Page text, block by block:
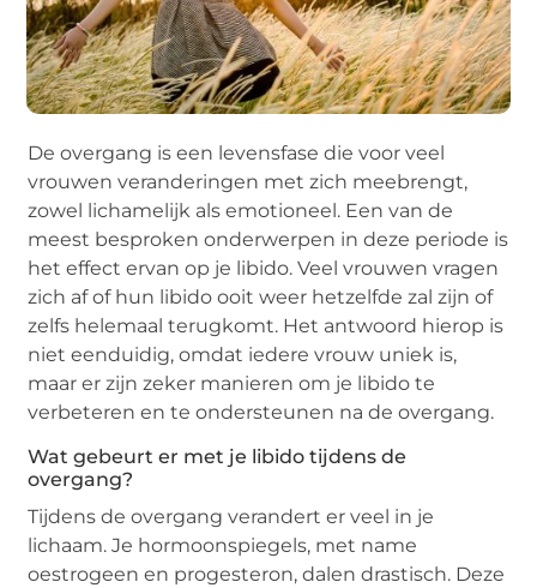
De overgang is een levensfase die voor veel
vrouwen veranderingen met zich meebrengt,
zowel lichamelijk als emotioneel. Een van de
meest besproken onderwerpen in deze periode is
het effect ervan op je libido. Veel vrouwen vragen
zich af of hun libido ooit weer hetzelfde zal zijn of
zelfs helemaal terugkomt. Het antwoord hierop is
niet eenduidig, omdat iedere vrouw uniek is,
maar er zijn zeker manieren om je libido te
verbeteren en te ondersteunen na de overgang.
Wat gebeurt er met je libido tijdens de
overgang?
Tijdens de overgang verandert er veel in je
lichaam. Je hormoonspiegels, met name
oestrogeen en progesteron, dalen drastisch. Deze